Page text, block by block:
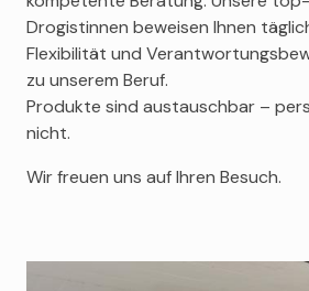
Calvin Klein
Burberry
Betty Barclay
Drogistinnen beweisen Ihnen
Flexibilität und
zu unserem Beruf.
Produkte sind austauschbar –
nicht.
Wir freuen uns auf Ihren Besuch.